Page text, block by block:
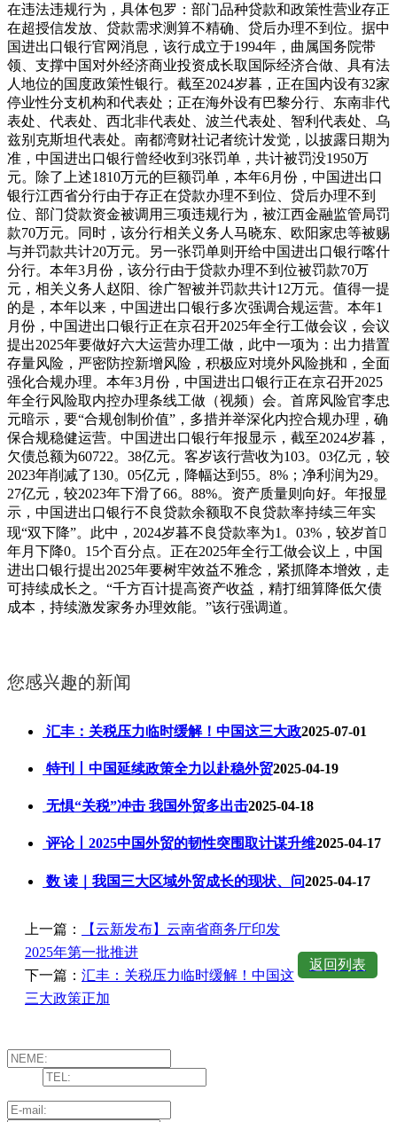
在违法违规行为，具体包罗：部门品种贷款和政策性营业存正
在超授信发放、贷款需求测算不精确、贷后办理不到位。据中
国进出口银行官网消息，该行成立于1994年，曲属国务院带
领、支撑中国对外经济商业投资成长取国际经济合做、具有法
人地位的国度政策性银行。截至2024岁暮，正在国内设有32家
停业性分支机构和代表处；正在海外设有巴黎分行、东南非代
表处、代表处、西北非代表处、波兰代表处、智利代表处、乌
兹别克斯坦代表处。南都湾财社记者统计发觉，以披露日期为
准，中国进出口银行曾经收到3张罚单，共计被罚没1950万
元。除了上述1810万元的巨额罚单，本年6月份，中国进出口
银行江西省分行由于存正在贷款办理不到位、贷后办理不到
位、部门贷款资金被调用三项违规行为，被江西金融监管局罚
款70万元。同时，该分行相关义务人马晓东、欧阳家忠等被赐
与并罚款共计20万元。另一张罚单则开给中国进出口银行喀什
分行。本年3月份，该分行由于贷款办理不到位被罚款70万
元，相关义务人赵阳、徐广智被并罚款共计12万元。值得一提
的是，本年以来，中国进出口银行多次强调合规运营。本年1
月份，中国进出口银行正在京召开2025年全行工做会议，会议
提出2025年要做好六大运营办理工做，此中一项为：出力措置
存量风险，严密防控新增风险，积极应对境外风险挑和，全面
强化合规办理。本年3月份，中国进出口银行正在京召开2025
年全行风险取内控办理条线工做（视频）会。首席风险官李忠
元暗示，要“合规创制价值”，多措并举深化内控合规办理，确
保合规稳健运营。中国进出口银行年报显示，截至2024岁暮，
欠债总额为60722。38亿元。客岁该行营收为103。03亿元，较
2023年削减了130。05亿元，降幅达到55。8%；净利润为29。
27亿元，较2023年下滑了66。88%。资产质量则向好。年报显
示，中国进出口银行不良贷款余额取不良贷款率持续三年实
现“双下降”。此中，2024岁暮不良贷款率为1。03%，较岁首
年月下降0。15个百分点。正在2025年全行工做会议上，中国
进出口银行提出2025年要树牢效益不雅念，紧抓降本增效，走
可持续成长之。“千方百计提高资产收益，精打细算降低欠债
成本，持续激发家务办理效能。”该行强调道。
您感兴趣的新闻
汇丰：关税压力临时缓解！中国这三大政2025-07-01
特刊丨中国延续政策全力以赴稳外贸2025-04-19
无惧“关税”冲击 我国外贸多出击2025-04-18
评论丨2025中国外贸的韧性突围取计谋升维2025-04-17
数 读｜我国三大区域外贸成长的现状、问2025-04-17
上一篇：
【云新发布】云南省商务厅印发
2025年第一批推进
下一篇： 汇丰：关税压力临时缓解！中国这
三大政策正加
返回列表